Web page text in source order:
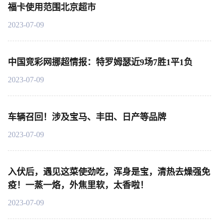
福卡使用范围北京超市
2023-07-09
中国竞彩网挪超情报：特罗姆瑟近9场7胜1平1负
2023-07-09
车辆召回！涉及宝马、丰田、日产等品牌
2023-07-09
入伏后，遇见这菜使劲吃，浑身是宝，清热去燥强免
疫！一蒸一烙，外焦里软，太香啦！
2023-07-09